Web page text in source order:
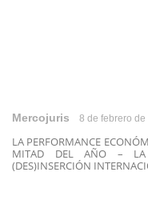
Mercojuris 8 de febrero de
LA PERFORMANCE
MITAD DEL AÑO – LA
(DES)INSERCIÓN